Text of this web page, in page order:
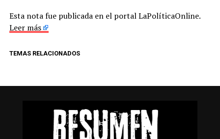
Esta nota fue publicada en el portal LaPolíticaOnline.
Leer más
TEMAS RELACIONADOS